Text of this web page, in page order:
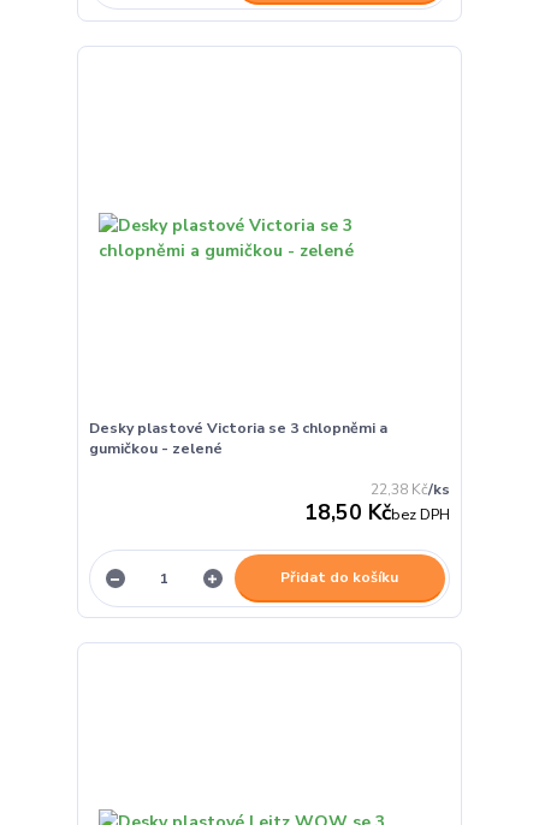
Desky plastové Victoria se 3 chlopněmi a
gumičkou - zelené
22,38 Kč/ks
18,50 Kčbez DPH
Přidat do košíku